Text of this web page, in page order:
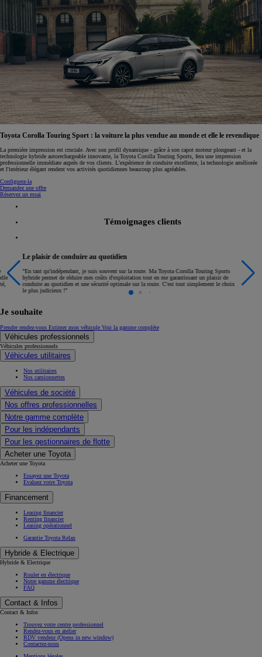
Toyota Corolla Touring Sport : la voiture la plus vendue au monde et elle le revendique
La première impression est cruciale. Avec son profil dynamique - grâce à son capot moteur plongeant - et la
technologie hybride autorechargeable innovante, la Toyota Corolla Touring Sports, fera une impression
professionnelle immédiate auprès de vos clients. L'expérience de conduite excellente, la technologie améliorée
et l'intérieur élégant rendent vos activités quotidiennes beaucoup plus agréables.
Configurez-la
Demandez une offre
Réservez un essai
Témoignages clients
Le plaisir de conduire au quotidien
"En tant qu'indépendant, je suis souvent sur la route. Ma Toyota Corolla Touring Sports
hybride permet de réduire mes coûts d'exploitation tout en me garantissant un plaisir de
conduite au quotidien et une sécurité optimale sur la route. C'est tout simplement le choix
le plus judicieux !"
Je souhaite
Prendre rendez-vous Estimer mon véhicule Voir la gamme complète
Véhicules professionnels
Véhicules professionnels
Véhicules utilitaires
Nos utilitaires
Nos camionnettes
Véhicules de société
Nos offres professionnelles
Notre gamme complète
Pour les indépendants
Pour les gestionnaires de flotte
Acheter une Toyota
Acheter une Toyota
Essayez une Toyota
Evaluez votre Toyota
Financement
Leasing financier
Renting financier
Leasing opérationnel
Garantie Toyota Relax
Hybride & Electrique
Hybride & Electrique
Rouler en électrique
Notre gamme électrique
FAQ
Contact & Infos
Contact & Infos
Trouvez votre centre professionnel
Rendez-vous en atelier
RDV vendeur(Opens in new window)
Contactez-nous